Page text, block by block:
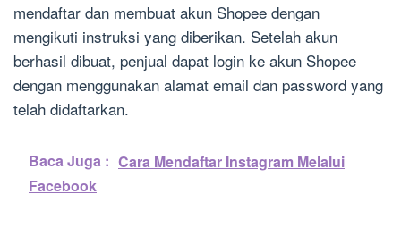
mendaftar dan membuat akun Shopee dengan
mengikuti instruksi yang diberikan. Setelah akun
berhasil dibuat, penjual dapat login ke akun Shopee
dengan menggunakan alamat email dan password yang
telah didaftarkan.
Baca Juga : Cara Mendaftar Instagram Melalui
Facebook